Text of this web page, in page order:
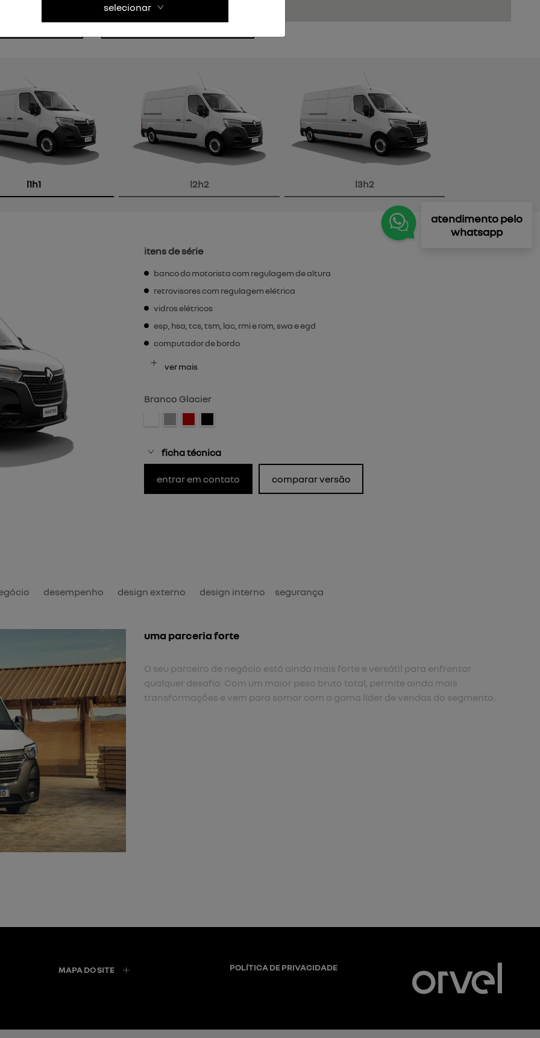
5000
l1h1 l2h2 l3h2
itens de série
banco do motorista com regulagem de altura
retrovisores com regulagem elétrica
vidros elétricos
esp, hsa, tcs, tsm, lac, rmi e rom, swa e egd
computador de bordo
ver mais
Branco Glacier
ficha técnica
entrar em contato comparar versão
desempenho design externo design interno segurança
uma parceria forte
O seu parceiro de negócio está ainda mais forte e versátil para enfrentar
qualquer desafio. Com um maior peso bruto total, permite ainda mais
transformações e vem para somar com a gama líder de vendas do segmento.
MAPA DO SITE POLÍTICA DE PRIVACIDADE
atendimento pelo
whatsapp
selecionar